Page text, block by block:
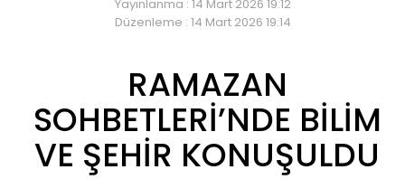
Yayınlanma : 14 Mart 2026 19:12
Düzenleme : 14 Mart 2026 19:14
RAMAZAN
SOHBETLERİ’NDE BİLİM
VE ŞEHİR KONUŞULDU